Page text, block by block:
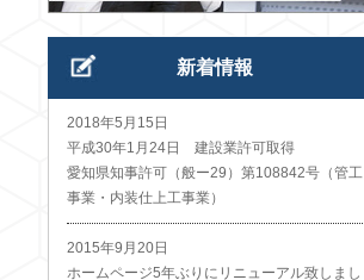
新着情報
2018年5月15日
平成30年1月24日 建設業許可取得
愛知県知事許可（般ー29）第108842号（管工
事業・内装仕上工事業）
2015年9月20日
ホームページ5年ぶりにリニューアル致しまし